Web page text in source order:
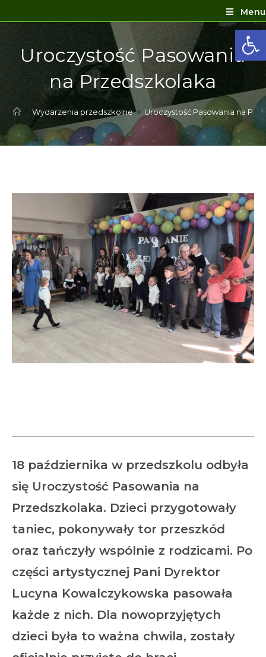
Menu
Uroczystość Pasowania
na Przedszkolaka
Wydarzenia przedszkolne > Uroczystość Pasowania na
18 października w przedszkolu odbyła
się Uroczystość Pasowania na
Przedszkolaka. Dzieci przygotowały
taniec, pokonywały tor przeszkód
oraz tańczyły wspólnie z rodzicami. Po
części artystycznej Pani Dyrektor
Lucyna Kowalczykowska pasowała
każde z nich. Dla nowoprzyjętych
dzieci była to ważna chwila, zostały